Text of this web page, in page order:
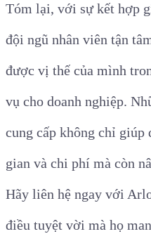
Tóm lại, với sự kết hợp
đội ngũ nhân viên tận
được vị thế của mình
vụ cho doanh nghiệp.
cung cấp không chỉ
gian và chi phí mà còn
Hãy liên hệ ngay với
điều tuyệt vời mà họ